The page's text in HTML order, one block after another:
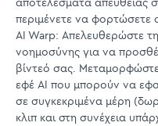
περιμένετε να φορτώσετε
AI Warp: Απελευθερώστε
νοημοσύνης για να
βίντεό σας.
εφέ AI που μπορούν να
σε συγκεκριμένα μέρη
κλιπ και στη συνέχεια